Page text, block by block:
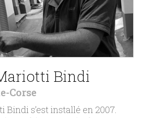
Bindi
Corse
s’est installé en 2007.